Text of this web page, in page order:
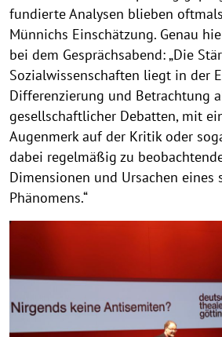
fundierte Analysen blieben
Münnichs Einschätzung. Genau
bei dem Gesprächsabend: „Die
Sozialwissenschaften liegt in der
Differenzierung und Betrachtung
gesellschaftlicher Debatten, mit
Augenmerk auf der Kritik oder
dabei regelmäßig zu
Dimensionen und Ursachen eines
Phänomens.“